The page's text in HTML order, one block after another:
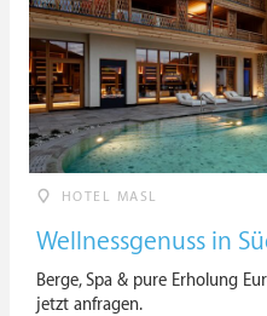
HOTEL MASL
Wellnessgenuss in
Berge, Spa & pure Erholung
jetzt anfragen.